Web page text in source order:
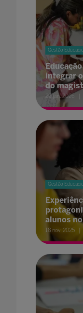
Gestão
integrar
do
29 jan. 2026
Gestão
alunos
18 nov. 2025